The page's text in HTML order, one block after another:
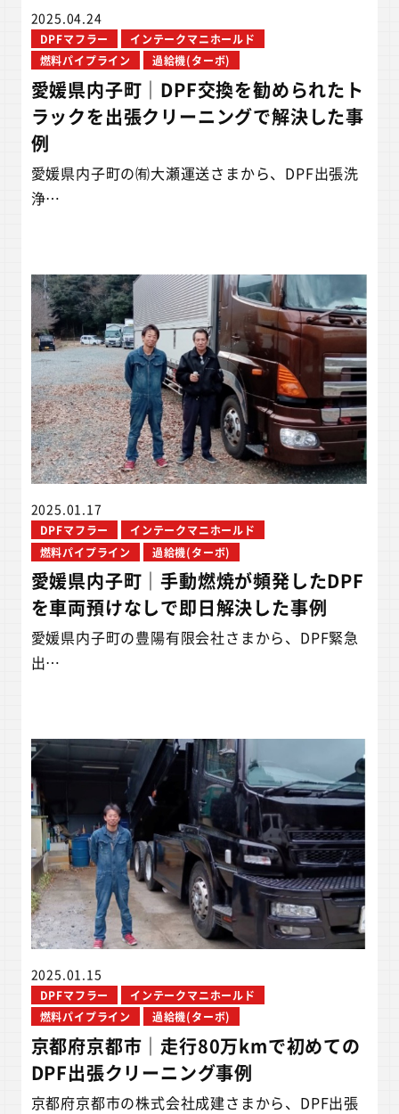
2025.04.24
DPFマフラー
インテークマニホールド
燃料パイプライン
過給機(ターボ)
愛媛県内子町｜DPF交換を勧められたト
ラックを出張クリーニングで解決した事
例
愛媛県内子町の㈲大瀬運送さまから、DPF出張洗
浄…
2025.01.17
DPFマフラー
インテークマニホールド
燃料パイプライン
過給機(ターボ)
愛媛県内子町｜手動燃焼が頻発したDPF
を車両預けなしで即日解決した事例
愛媛県内子町の豊陽有限会社さまから、DPF緊急
出…
2025.01.15
DPFマフラー
インテークマニホールド
燃料パイプライン
過給機(ターボ)
京都府京都市｜走行80万kmで初めての
DPF出張クリーニング事例
京都府京都市の株式会社成建さまから、DPF出張